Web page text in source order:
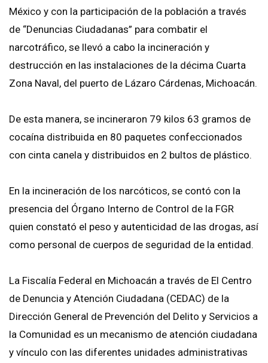
México y con la participación de la población a través
de “Denuncias Ciudadanas” para combatir el
narcotráfico, se llevó a cabo la incineración y
destrucción en las instalaciones de la décima Cuarta
Zona Naval, del puerto de Lázaro Cárdenas, Michoacán.
De esta manera, se incineraron 79 kilos 63 gramos de
cocaína distribuida en 80 paquetes confeccionados
con cinta canela y distribuidos en 2 bultos de plástico.
En la incineración de los narcóticos, se contó con la
presencia del Órgano Interno de Control de la FGR
quien constató el peso y autenticidad de las drogas, así
como personal de cuerpos de seguridad de la entidad.
La Fiscalía Federal en Michoacán a través de El Centro
de Denuncia y Atención Ciudadana (CEDAC) de la
Dirección General de Prevención del Delito y Servicios a
la Comunidad es un mecanismo de atención ciudadana
y vínculo con las diferentes unidades administrativas